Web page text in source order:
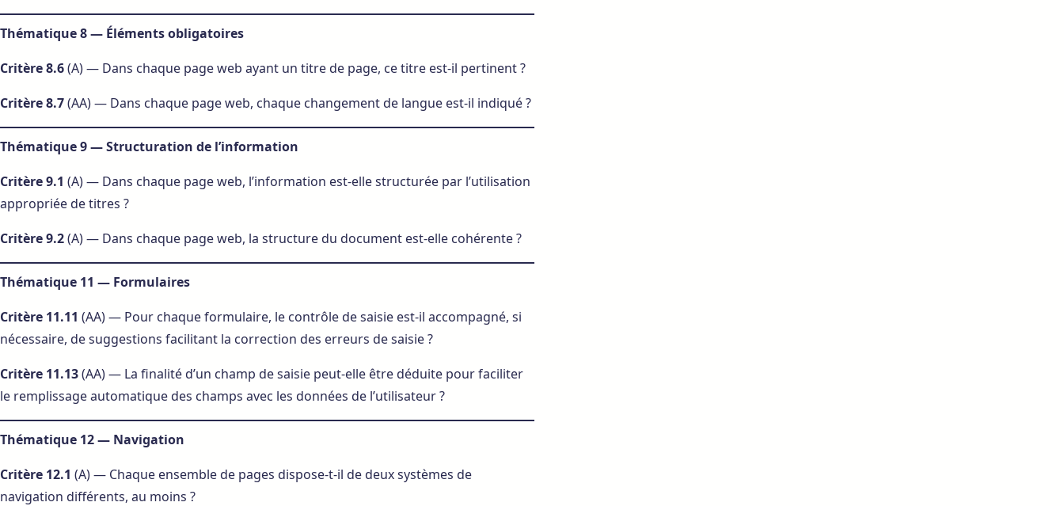
Thématique 8 — Éléments obligatoires
Critère 8.6(A) — Dans chaque page web ayant un titre de page, ce titre est-il pertinent ?
Critère 8.7(AA) — Dans chaque page web, chaque changement de langue est-il indiqué ?
Thématique 9 — Structuration de l’information
Critère 9.1 (A) — Dans chaque page web, l’information est-elle structurée par l’utilisation
appropriée de titres ?
Critère 9.2(A) — Dans chaque page web, la structure du document est-elle cohérente ?
Thématique 11 — Formulaires
Critère 11.11 (AA) — Pour chaque formulaire, le contrôle de saisie est-il accompagné, si
nécessaire, de suggestions facilitant la correction des erreurs de saisie ?
Critère 11.13(AA) — La finalité d’un champ de saisie peut-elle être déduite pour faciliter
le remplissage automatique des champs avec les données de l’utilisateur ?
Thématique 12 — Navigation
Critère 12.1 (A) — Chaque ensemble de pages dispose-t-il de deux systèmes de
navigation différents, au moins ?